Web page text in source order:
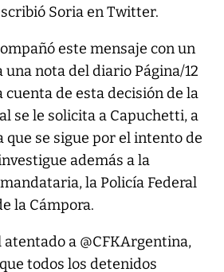
Soria en Twitter.
este mensaje con un
nota del diario Página/12
cuenta de esta decisión de la
se le solicita a Capuchetti, a
que se sigue por el intento de
además a la
la Policía Federal
la Cámpora.
atentado a @CFKArgentina,
todos los detenidos